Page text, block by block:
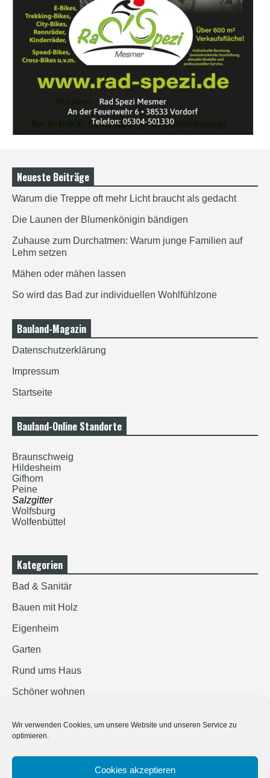
Wir verwenden Cookies, um unsere Website und unseren Service zu
optimieren.
Cookies akzeptieren
Neueste Beiträge
Warum die Treppe oft mehr Licht braucht als gedacht
Die Launen der Blumenkönigin bändigen
Zuhause zum Durchatmen: Warum junge Familien auf
Lehm setzen
Mähen oder mähen lassen
So wird das Bad zur individuellen Wohlfühlzone
Bauland-Magazin
Datenschutzerklärung
Impressum
Startseite
Bauland-Online Standorte
Braunschweig
Hildesheim
Gifhorn
Peine
Salzgitter
Wolfsburg
Wolfenbüttel
Kategorien
Bad & Sanitär
Bauen mit Holz
Eigenheim
Garten
Rund ums Haus
Schöner wohnen